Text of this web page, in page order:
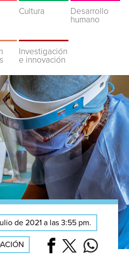
Cultura
Desarrollo
humano
Investigación
e innovación
de 2021 a las 3:55 pm.